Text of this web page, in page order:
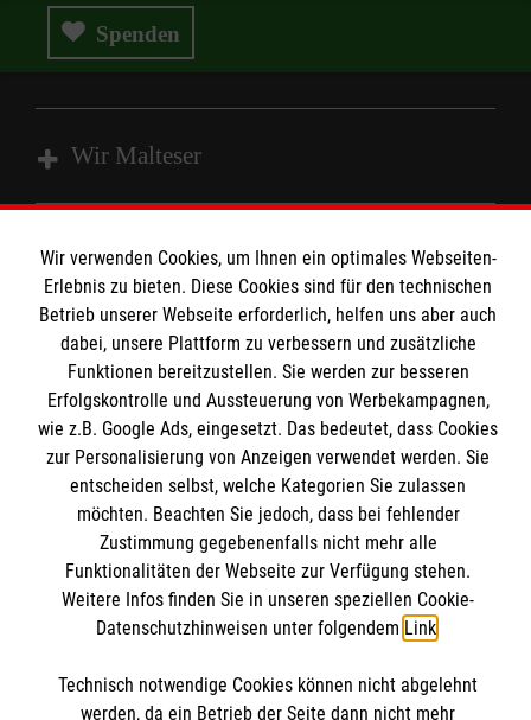
Spenden
Wir Malteser
Angebote und Leistungen
Unsere Kurse
Mitarbeiten
Informationen
Kontakt
Pressestelle
Impressum
Datenschutz
Malteser online
Malteserorden
Malteser Jugend
Malteser International
Sharepoint
Spendenkonto
Empfänger: Malteser Hilfsdienst e.V.
BIC: GENODED 1PA7
Soziale Netzwerke
Wir verwenden Cookies, um Ihnen ein optimales Webseiten-
Erlebnis zu bieten. Diese Cookies sind für den technischen
Betrieb unserer Webseite erforderlich, helfen uns aber auch
dabei, unsere Plattform zu verbessern und zusätzliche
Funktionen bereitzustellen. Sie werden zur besseren
Erfolgskontrolle und Aussteuerung von Werbekampagnen,
wie z.B. Google Ads, eingesetzt. Das bedeutet, dass Cookies
zur Personalisierung von Anzeigen verwendet werden. Sie
entscheiden selbst, welche Kategorien Sie zulassen
möchten. Beachten Sie jedoch, dass bei fehlender
Zustimmung gegebenenfalls nicht mehr alle
Funktionalitäten der Webseite zur Verfügung stehen.
Weitere Infos finden Sie in unseren speziellen Cookie-
Datenschutzhinweisen unter folgendem Link.
Technisch notwendige Cookies können nicht abgelehnt
werden, da ein Betrieb der Seite dann nicht mehr